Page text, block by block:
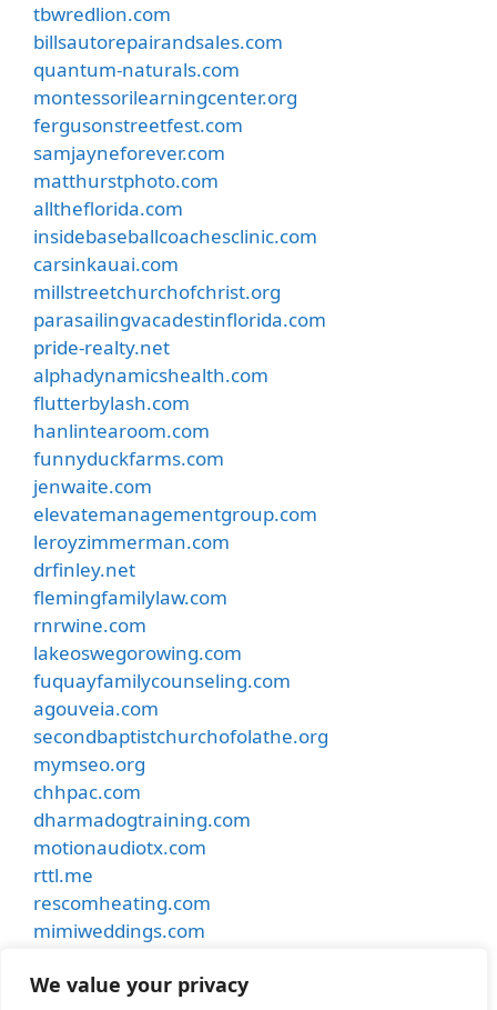
We value your privacy
tbwredlion.com
billsautorepairandsales.com
quantum-naturals.com
montessorilearningcenter.org
fergusonstreetfest.com
samjayneforever.com
matthurstphoto.com
alltheflorida.com
insidebaseballcoachesclinic.com
carsinkauai.com
millstreetchurchofchrist.org
parasailingvacadestinflorida.com
pride-realty.net
alphadynamicshealth.com
flutterbylash.com
hanlintearoom.com
funnyduckfarms.com
jenwaite.com
elevatemanagementgroup.com
leroyzimmerman.com
drfinley.net
flemingfamilylaw.com
rnrwine.com
lakeoswegorowing.com
fuquayfamilycounseling.com
agouveia.com
secondbaptistchurchofolathe.org
mymseo.org
chhpac.com
dharmadogtraining.com
motionaudiotx.com
rttl.me
rescomheating.com
mimiweddings.com
smithdentalcare.net